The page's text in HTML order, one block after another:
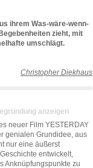
ihrem Was-wäre-wenn-
zieht, mit
umschlägt.
Christopher Diekhaus
anzeigen
neuer Film YESTERDAY
genialen Grundidee, aus
nur eine äußerst
entwickelt,
Anknüpfungspunkte zu